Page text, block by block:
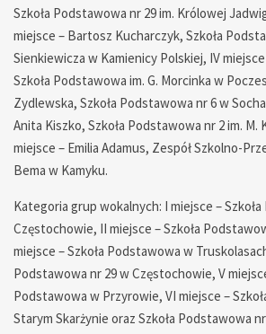
Szkoła Podstawowa nr 29 im. Królowej
miejsce – Bartosz Kucharczyk, Szkoła
Sienkiewicza w Kamienicy Polskiej, IV
Szkoła Podstawowa im. G. Morcinka w
Zydlewska, Szkoła Podstawowa nr 6 w
Anita Kiszko, Szkoła Podstawowa nr 2 im. M.
miejsce – Emilia Adamus, Zespół Szkolno-
Bema w Kamyku.
Kategoria grup wokalnych: I miejsce –
Częstochowie, II miejsce – Szkoła
miejsce – Szkoła Podstawowa w
Podstawowa nr 29 w Częstochowie, V
Podstawowa w Przyrowie, VI miejsce –
Starym Skarżynie oraz Szkoła Podstawowa